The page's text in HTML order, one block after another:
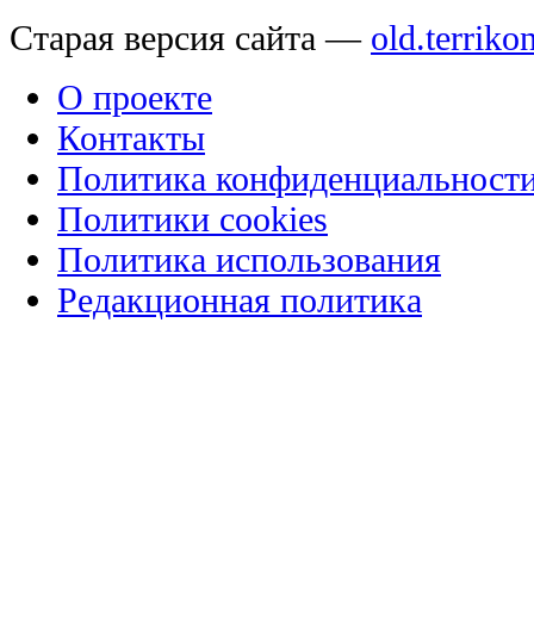
Старая версия сайта —
О проекте
Контакты
Политика
Политики cookies
Политика использования
Редакционная политика